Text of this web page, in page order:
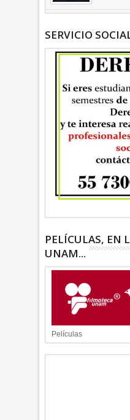
SERVICIO
PELÍCULAS, EN
UNAM...
Películas